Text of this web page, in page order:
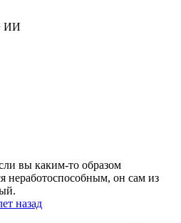
ИИ
вы каким-то образом
неработоспособным, он сам из
назад